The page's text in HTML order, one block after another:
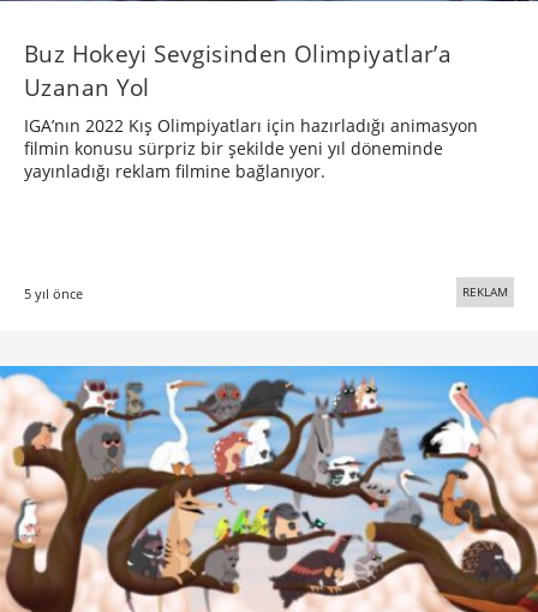
Buz Hokeyi Sevgisinden Olimpiyatlar’a
Uzanan Yol
IGA’nın 2022 Kış Olimpiyatları için hazırladığı animasyon
filmin konusu sürpriz bir şekilde yeni yıl döneminde
yayınladığı reklam filmine bağlanıyor.
5 yıl önce REKLAM